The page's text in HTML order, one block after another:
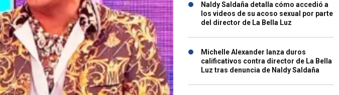
Naldy Saldaña detalla cómo accedió a
los videos de su acoso sexual por parte
del director de La Bella Luz
Michelle Alexander lanza duros
calificativos contra director de La Bella
Luz tras denuncia de Naldy Saldaña